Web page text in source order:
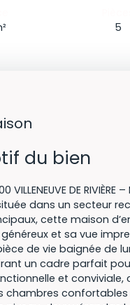
5
du bien
VILLENEUVE DE RIVIÈRE
dans un secteur
cette maison
et sa vue
de vie baignée de
un cadre parfait
et
chambres confortables